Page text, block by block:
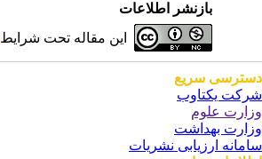
بازنشر اطلاعات
این مقاله تحت شرایط
دسترسی سریع
شرکت یکتاوب
وزارت علوم
وزارت بهداشت
سامانه ارزیابی نشریات